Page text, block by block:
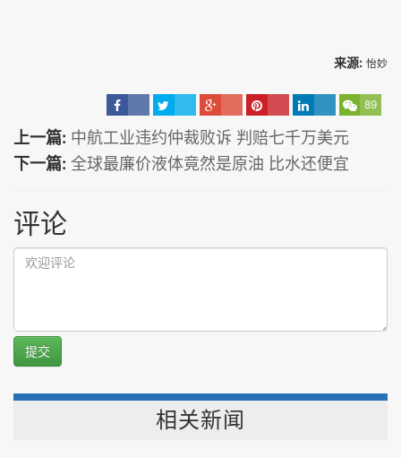
来源: 怡妙
89
上一篇: 中航工业违约仲裁败诉 判赔七千万美元
下一篇: 全球最廉价液体竟然是原油 比水还便宜
评论
提交
相关新闻